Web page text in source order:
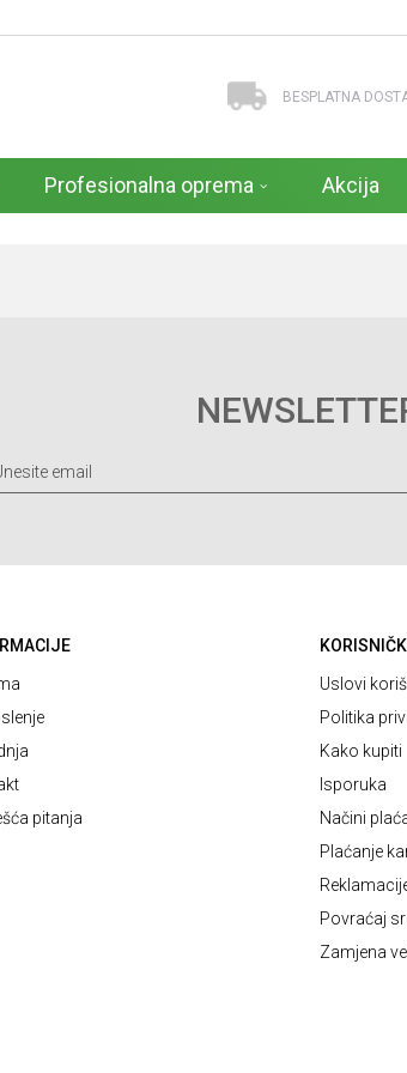
BESPLATNA
Profesionalna oprema Akcija
pitanja
Uslovi
Politika
Kako kupiti
Isporuka
Načini
Plaćanje
Povraćaj
Zamjena